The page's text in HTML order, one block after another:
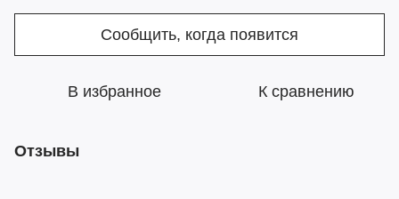
Сообщить, когда появится
В избранное К сравнению
Отзывы